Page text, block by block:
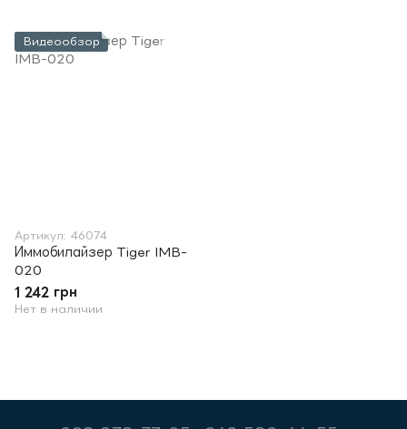
Видеообзор
Артикул: 46074
Иммобилайзер Tiger IMB-
020
1 242 грн
Нет в наличии